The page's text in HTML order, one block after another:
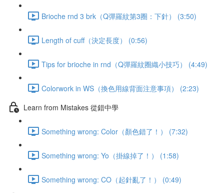
Brioche rnd 3 brk（Q彈羅紋第3圈：下針） (3:50)
Length of cuff（決定長度） (0:56)
Tips for brioche in rnd（Q彈羅紋圈織小技巧） (4:49)
Colorwork in WS（換色用線背面注意事項） (2:23)
Learn from Mistakes 從錯中學
Something wrong: Color（顏色錯了！） (7:32)
Something wrong: Yo（掛線掉了！） (1:58)
Something wrong: CO（起針亂了！） (0:49)